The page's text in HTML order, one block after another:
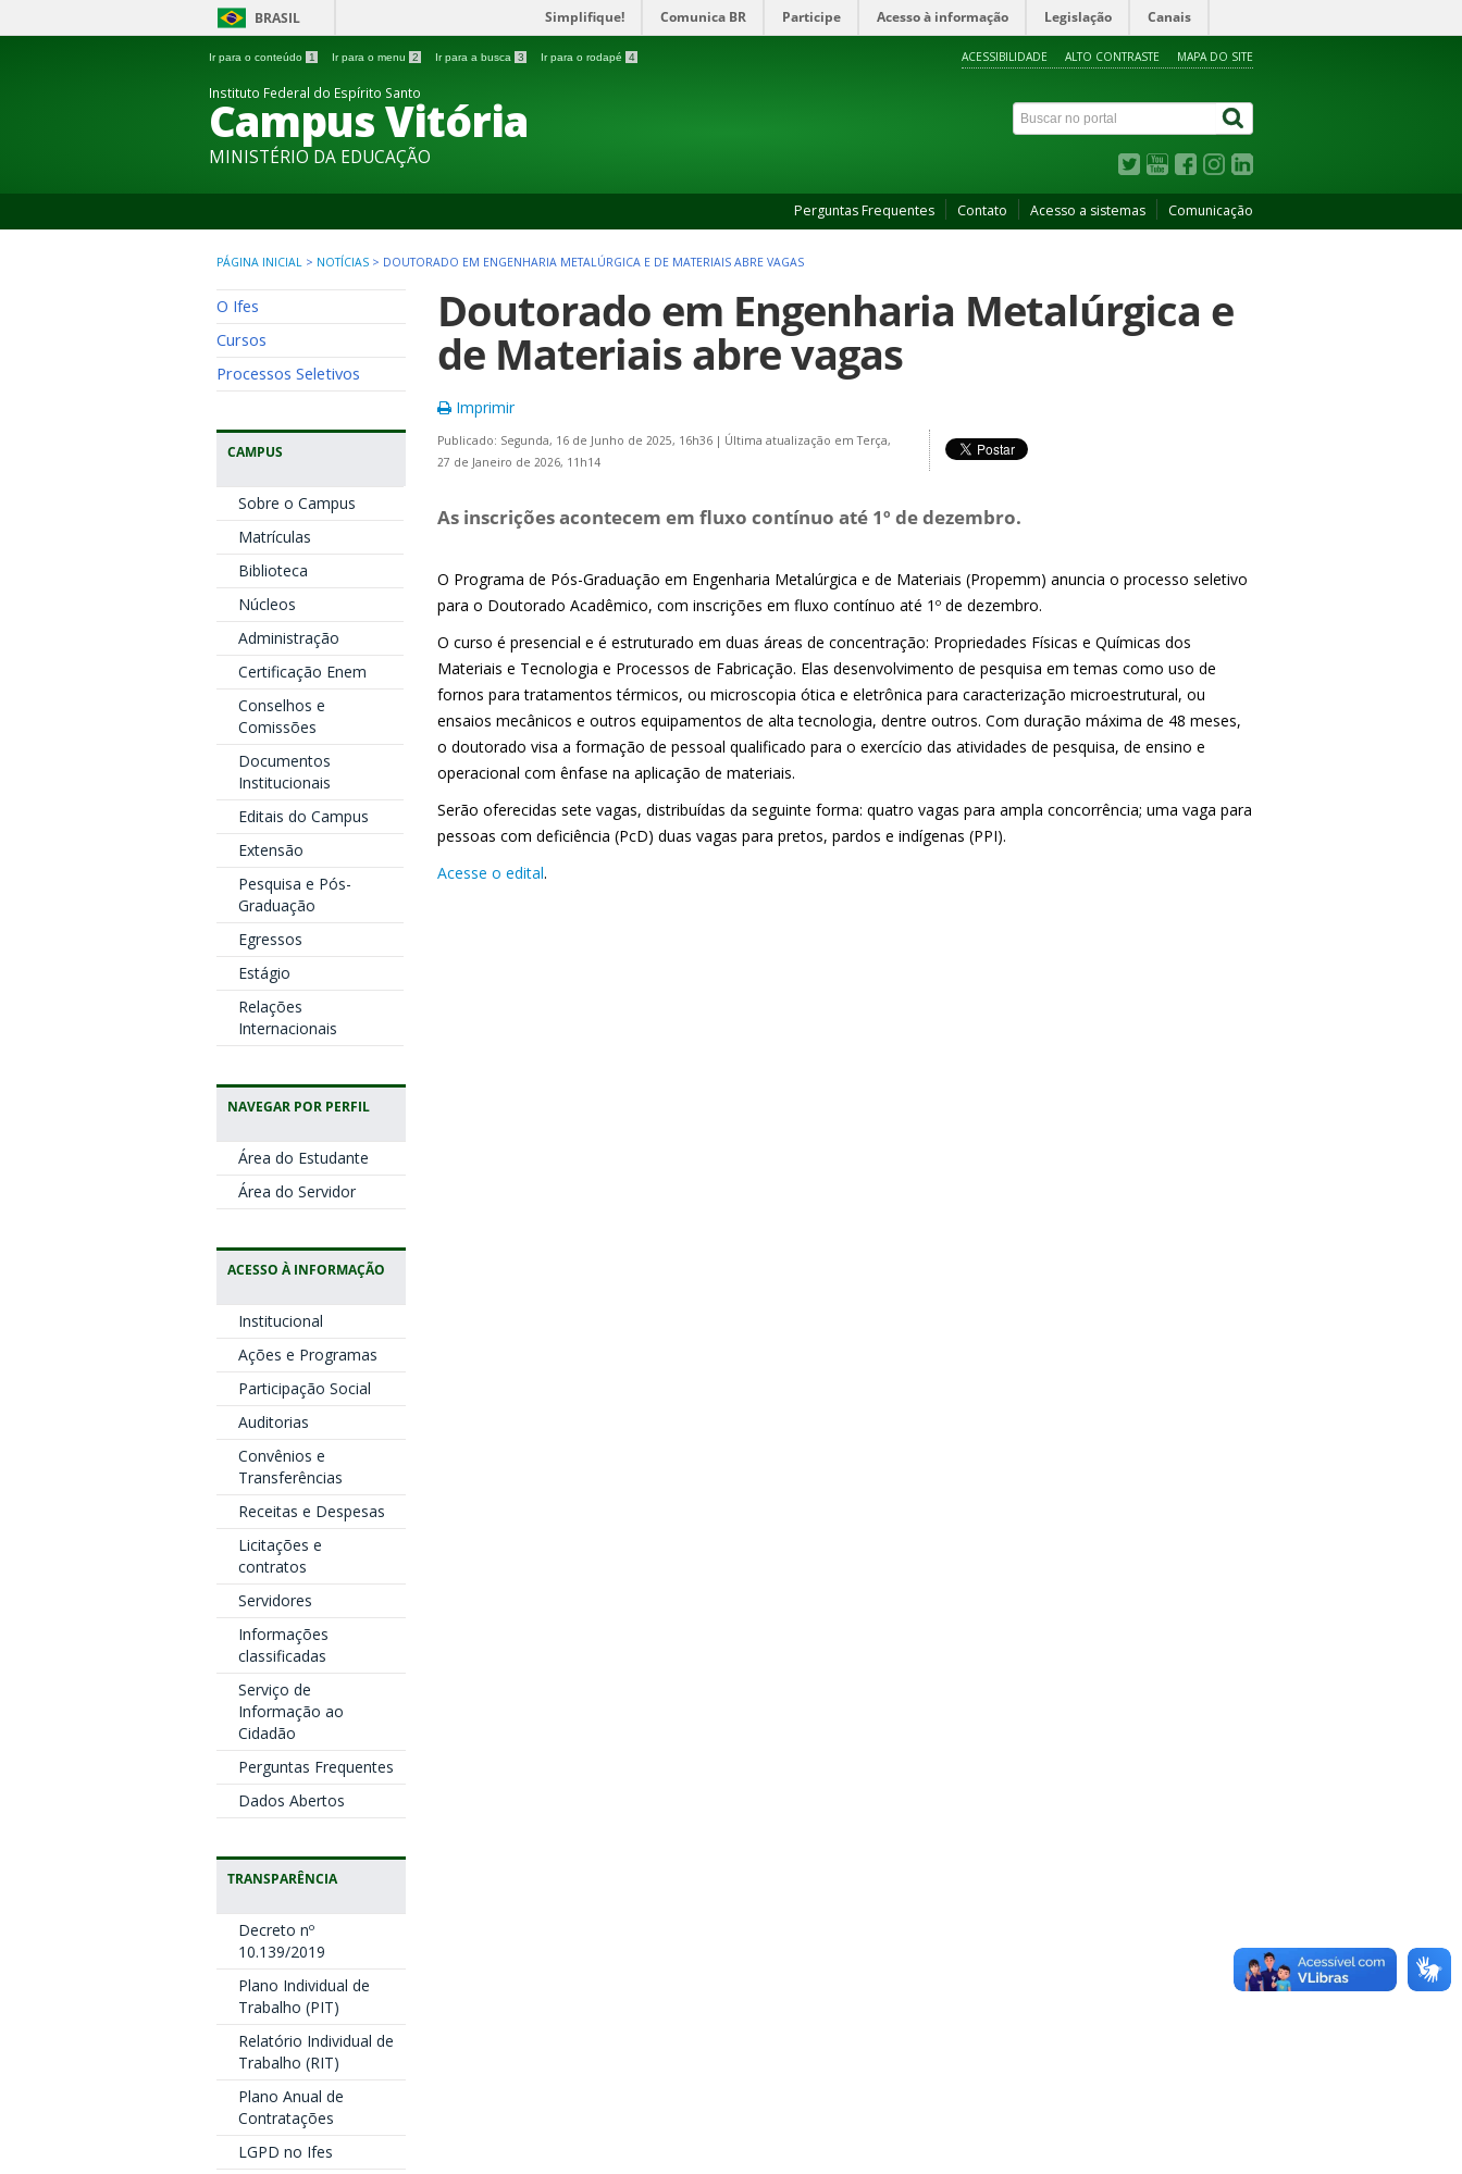
BRASIL Simplifique! Comunica BR Participe Acesso à informação Legislação Canais
Ir para o conteúdo 1 Ir para o menu 2 Ir para a busca 3 Ir para o rodapé 4 ACESSIBILIDADE ALTO CONTRASTE MAPA DO SITE
Instituto Federal do Espírito Santo
Campus Vitória
MINISTÉRIO DA EDUCAÇÃO
Perguntas Frequentes Contato Acesso a sistemas Comunicação
PÁGINA INICIAL > NOTÍCIAS > DOUTORADO EM ENGENHARIA METALÚRGICA E DE MATERIAIS ABRE VAGAS
O Ifes
Cursos
Processos Seletivos
CAMPUS
Sobre o Campus
Matrículas
Biblioteca
Núcleos
Administração
Certificação Enem
Conselhos e
Comissões
Documentos
Institucionais
Editais do Campus
Extensão
Pesquisa e Pós-
Graduação
Egressos
Estágio
Relações
Internacionais
NAVEGAR POR PERFIL
Área do Estudante
Área do Servidor
ACESSO À INFORMAÇÃO
Institucional
Ações e Programas
Participação Social
Auditorias
Convênios e
Transferências
Receitas e Despesas
Licitações e
contratos
Servidores
Informações
classificadas
Serviço de
Informação ao
Cidadão
Perguntas Frequentes
Dados Abertos
TRANSPARÊNCIA
Decreto nº
10.139/2019
Plano Individual de
Trabalho (PIT)
Relatório Individual de
Trabalho (RIT)
Plano Anual de
Contratações
LGPD no Ifes
Doutorado em Engenharia Metalúrgica e
de Materiais abre vagas
Imprimir
Publicado: Segunda, 16 de Junho de 2025, 16h36 | Última atualização em Terça,
27 de Janeiro de 2026, 11h14
As inscrições acontecem em fluxo contínuo até 1º de dezembro.
O Programa de Pós-Graduação em Engenharia Metalúrgica e de Materiais (Propemm) anuncia o processo seletivo
para o Doutorado Acadêmico, com inscrições em fluxo contínuo até 1º de dezembro.
O curso é presencial e é estruturado em duas áreas de concentração: Propriedades Físicas e Químicas dos
Materiais e Tecnologia e Processos de Fabricação. Elas desenvolvimento de pesquisa em temas como uso de
fornos para tratamentos térmicos, ou microscopia ótica e eletrônica para caracterização microestrutural, ou
ensaios mecânicos e outros equipamentos de alta tecnologia, dentre outros. Com duração máxima de 48 meses,
o doutorado visa a formação de pessoal qualificado para o exercício das atividades de pesquisa, de ensino e
operacional com ênfase na aplicação de materiais.
Serão oferecidas sete vagas, distribuídas da seguinte forma: quatro vagas para ampla concorrência; uma vaga para
pessoas com deficiência (PcD) duas vagas para pretos, pardos e indígenas (PPI).
Acesse o edital.